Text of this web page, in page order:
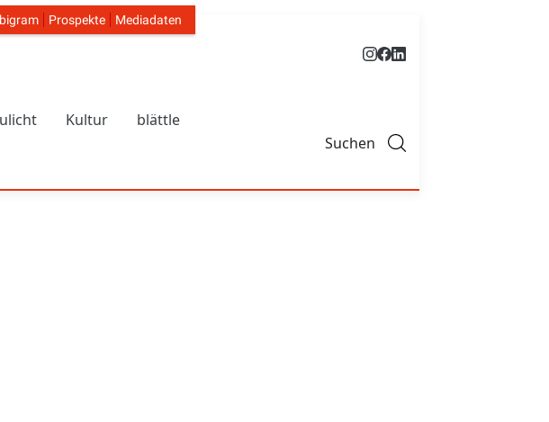
Prospekte Mediadaten
Kultur blättle
Suchen